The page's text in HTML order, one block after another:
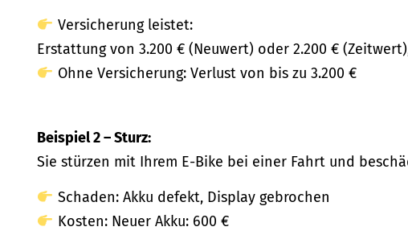
Versicherung leistet:
Erstattung von 3.200 € (Neuwert) oder 2.200 €
Ohne Versicherung: Verlust von bis zu 3.200 €
Beispiel 2 – Sturz:
Sie stürzen mit Ihrem E-Bike bei einer Fahrt und
Schaden: Akku defekt, Display gebrochen
Kosten: Neuer Akku: 600 €